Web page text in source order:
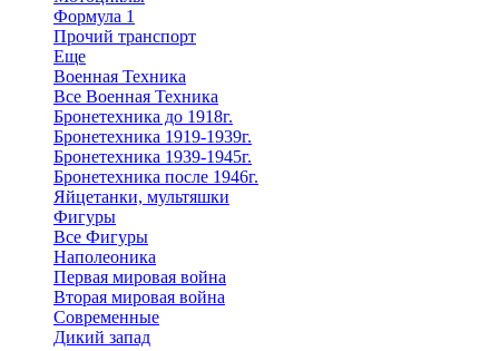
Формула 1
Прочий транспорт
Еще
Военная Техника
Все Военная Техника
Бронетехника до 1918г.
Бронетехника 1919-1939г.
Бронетехника 1939-1945г.
Бронетехника после 1946г.
Яйцетанки, мультяшки
Фигуры
Все Фигуры
Наполеоника
Первая мировая война
Вторая мировая война
Современные
Дикий запад